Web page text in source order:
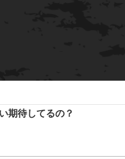
期待してるの？